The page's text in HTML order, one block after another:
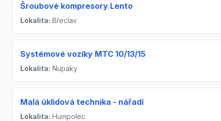
Šroubové kompresory Lento
Lokalita: Břeclav
Systémové vozíky MTC 10/13/15
Lokalita: Nupaky
Malá úklidová technika - nářadí
Lokalita: Humpolec